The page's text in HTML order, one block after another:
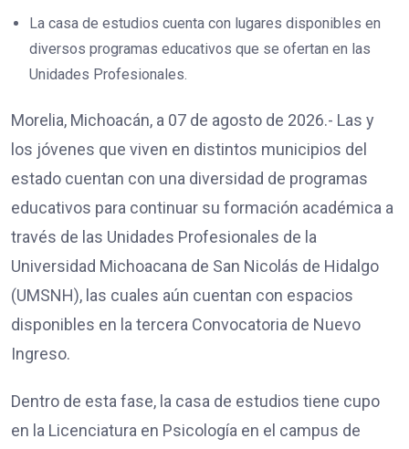
La casa de estudios cuenta con lugares disponibles en
diversos programas educativos que se ofertan en las
Unidades Profesionales.
Morelia, Michoacán, a 07 de agosto de 2026.- Las y
los jóvenes que viven en distintos municipios del
estado cuentan con una diversidad de programas
educativos para continuar su formación académica a
través de las Unidades Profesionales de la
Universidad Michoacana de San Nicolás de Hidalgo
(UMSNH), las cuales aún cuentan con espacios
disponibles en la tercera Convocatoria de Nuevo
Ingreso.
Dentro de esta fase, la casa de estudios tiene cupo
en la Licenciatura en Psicología en el campus de